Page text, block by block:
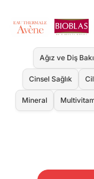
Ağız ve Diş
Cinsel Sağlık
Mineral